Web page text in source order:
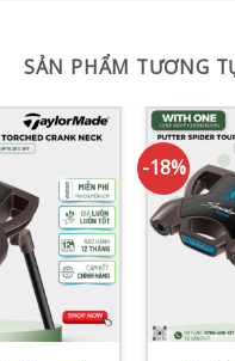
SẢN PHẨM TƯƠNG
-18%